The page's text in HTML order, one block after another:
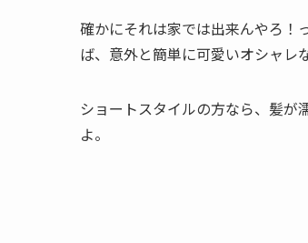
確かにそれは家では出来んやろ！
ば、意外と簡単に可愛いオシャ
ショートスタイルの方なら、髪が
よ。